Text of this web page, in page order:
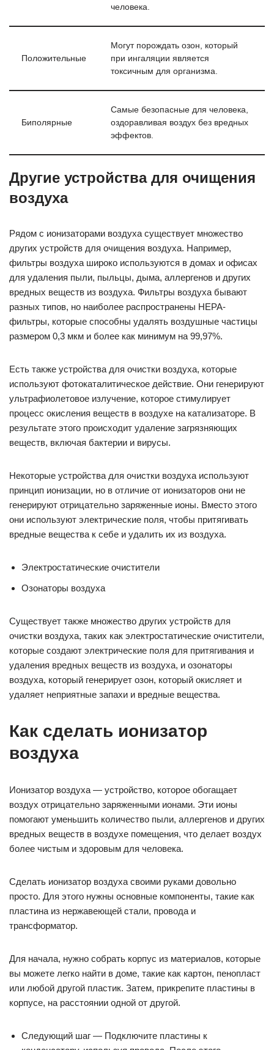
человека.
Положительные
Могут порождать озон, который
при ингаляции является
токсичным для организма.
Биполярные
Самые безопасные для человека,
оздоравливая воздух без вредных
эффектов.
Другие устройства для очищения
воздуха
Рядом с ионизаторами воздуха существует множество
других устройств для очищения воздуха. Например,
фильтры воздуха широко используются в домах и офисах
для удаления пыли, пыльцы, дыма, аллергенов и других
вредных веществ из воздуха. Фильтры воздуха бывают
разных типов, но наиболее распространены HEPA-
фильтры, которые способны удалять воздушные частицы
размером 0,3 мкм и более как минимум на 99,97%.
Есть также устройства для очистки воздуха, которые
используют фотокаталитическое действие. Они генерируют
ультрафиолетовое излучение, которое стимулирует
процесс окисления веществ в воздухе на катализаторе. В
результате этого происходит удаление загрязняющих
веществ, включая бактерии и вирусы.
Некоторые устройства для очистки воздуха используют
принцип ионизации, но в отличие от ионизаторов они не
генерируют отрицательно заряженные ионы. Вместо этого
они используют электрические поля, чтобы притягивать
вредные вещества к себе и удалить их из воздуха.
Электростатические очистители
Озонаторы воздуха
Существует также множество других устройств для
очистки воздуха, таких как электростатические очистители,
которые создают электрические поля для притягивания и
удаления вредных веществ из воздуха, и озонаторы
воздуха, который генерирует озон, который окисляет и
удаляет неприятные запахи и вредные вещества.
Как сделать ионизатор
воздуха
Ионизатор воздуха — устройство, которое обогащает
воздух отрицательно заряженными ионами. Эти ионы
помогают уменьшить количество пыли, аллергенов и других
вредных веществ в воздухе помещения, что делает воздух
более чистым и здоровым для человека.
Сделать ионизатор воздуха своими руками довольно
просто. Для этого нужны основные компоненты, такие как
пластина из нержавеющей стали, провода и
трансформатор.
Для начала, нужно собрать корпус из материалов, которые
вы можете легко найти в доме, такие как картон, пенопласт
или любой другой пластик. Затем, прикрепите пластины в
корпусе, на расстоянии одной от другой.
Следующий шаг — Подключите пластины к